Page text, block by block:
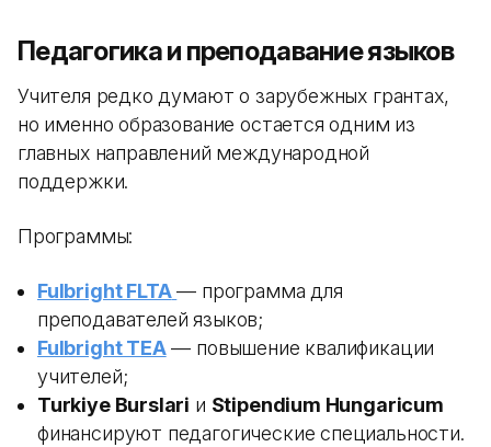
Педагогика и преподавание языков
Учителя редко думают о зарубежных грантах,
но именно образование остается одним из
главных направлений международной
поддержки.
Программы:
Fulbright FLTA — программа для
преподавателей языков;
Fulbright TEA— повышение квалификации
учителей;
Turkiye Burslari и Stipendium Hungaricum
финансируют педагогические специальности.